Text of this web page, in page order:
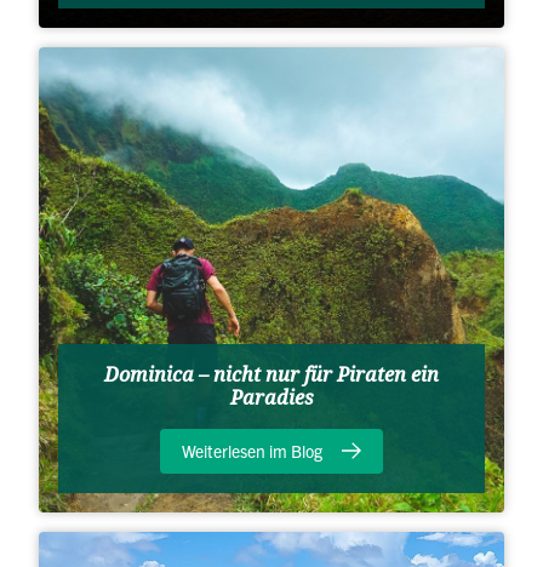
Dominica – nicht nur für Piraten ein
Paradies
Weiterlesen im Blog